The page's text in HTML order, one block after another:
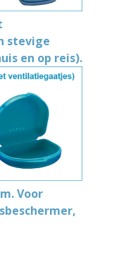
stevige
en op reis).
Voor